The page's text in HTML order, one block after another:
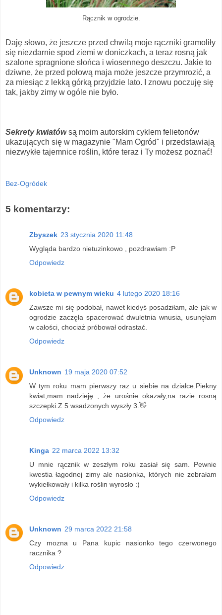
Rącznik w ogrodzie.
Daję słowo, że jeszcze przed chwilą moje rączniki gramoliły
się niezdarnie spod ziemi w doniczkach, a teraz rosną jak
szalone spragnione słońca i wiosennego deszczu. Jakie to
dziwne, że przed połową maja może jeszcze przymrozić, a
za miesiąc z lekką górką przyjdzie lato. I znowu poczuję się
tak, jakby zimy w ogóle nie było.
Sekrety kwiatów są moim autorskim cyklem felietonów
ukazujących się w magazynie "Mam Ogród" i przedstawiają
niezwykłe tajemnice roślin, które teraz i Ty możesz poznać!
Bez-Ogródek
5 komentarzy:
Zbyszek 23 stycznia 2020 11:48
Wygląda bardzo nietuzinkowo , pozdrawiam :P
Odpowiedz
kobieta w pewnym wieku 4 lutego 2020 18:16
Zawsze mi się podobał, nawet kiedyś posadziłam, ale jak w
ogrodzie zaczęła spacerować dwuletnia wnusia, usunęłam
w całości, chociaż próbował odrastać.
Odpowiedz
Unknown 19 maja 2020 07:52
W tym roku mam pierwszy raz u siebie na działce.Piekny
kwiat,mam nadzieję , że urośnie okazały,na razie rosną
szczepki.Z 5 wsadzonych wyszły 3.👋
Odpowiedz
Kinga 22 marca 2022 13:32
U mnie rącznik w zeszłym roku zasiał się sam. Pewnie
kwestia łagodnej zimy ale nasionka, których nie zebrałam
wykiełkowały i kilka roślin wyrosło :)
Odpowiedz
Unknown 29 marca 2022 21:58
Czy mozna u Pana kupic nasionko tego czerwonego
racznika ?
Odpowiedz